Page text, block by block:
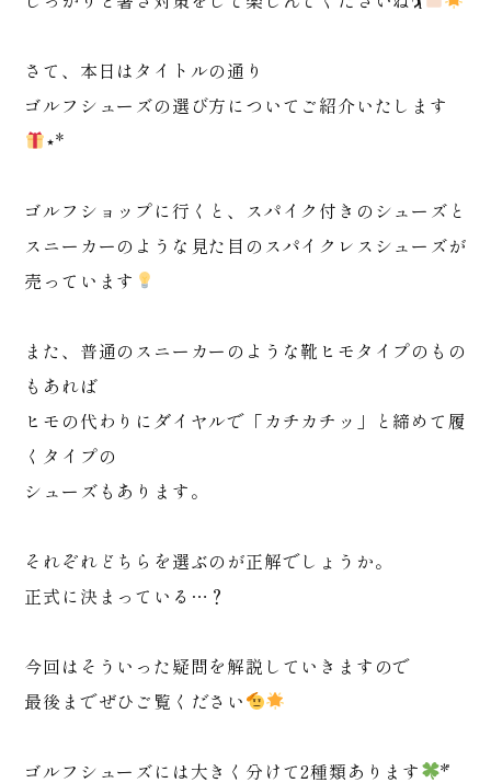
さて、本日はタイトルの通り
ゴルフシューズの選び方についてご紹介いたします
⋆*
ゴルフショップに行くと、スパイク付きのシューズと
スニーカーのような見た目のスパイクレスシューズが
売っています
また、普通のスニーカーのような靴ヒモタイプのもの
もあれば
ヒモの代わりにダイヤルで「カチカチッ」と締めて履
くタイプの
シューズもあります。
それぞれどちらを選ぶのが正解でしょうか。
正式に決まっている…？
今回はそういった疑問を解説していきますので
最後までぜひご覧ください
ゴルフシューズには大きく分けて2種類あります
*゜